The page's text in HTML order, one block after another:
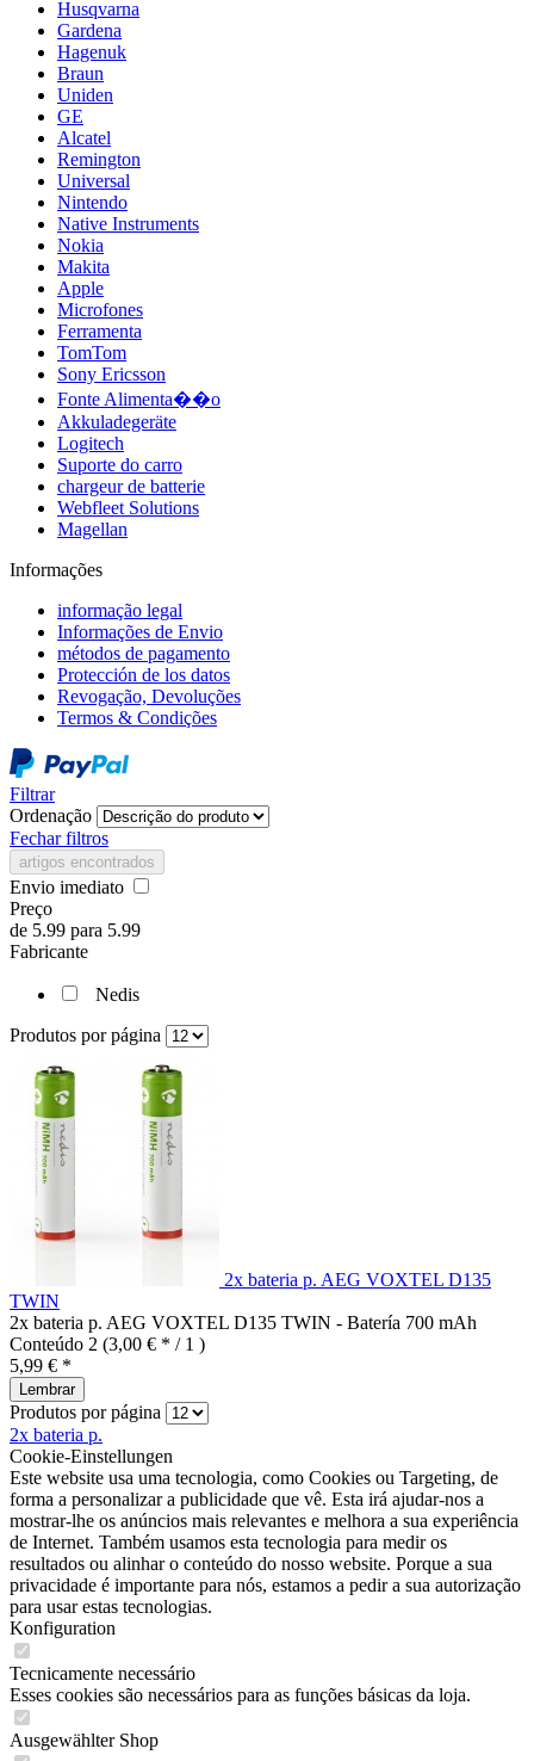
Husqvarna
Gardena
Hagenuk
Braun
Uniden
GE
Alcatel
Remington
Universal
Nintendo
Native Instruments
Nokia
Makita
Apple
Microfones
Ferramenta
TomTom
Sony Ericsson
Fonte Alimenta��o
Akkuladegeräte
Logitech
Suporte do carro
chargeur de batterie
Webfleet Solutions
Magellan
Informações
informação legal
Informações de Envio
métodos de pagamento
Protección de los datos
Revogação, Devoluções
Termos & Condições
Filtrar
Ordenação
Fechar filtros
artigos encontrados
Envio imediato
Preço
de 5.99 para 5.99
Fabricante
Nedis
Produtos por página
2x bateria p. AEG VOXTEL D135
TWIN
2x bateria p. AEG VOXTEL D135 TWIN - Batería 700 mAh
Conteúdo 2 (3,00 € * / 1 )
5,99 € *
Lembrar
Produtos por página
2x bateria p.
Cookie-Einstellungen
Este website usa uma tecnologia, como Cookies ou Targeting, de
forma a personalizar a publicidade que vê. Esta irá ajudar-nos a
mostrar-lhe os anúncios mais relevantes e melhora a sua experiência
de Internet. Também usamos esta tecnologia para medir os
resultados ou alinhar o conteúdo do nosso website. Porque a sua
privacidade é importante para nós, estamos a pedir a sua autorização
para usar estas tecnologias.
Konfiguration
Tecnicamente necessário
Esses cookies são necessários para as funções básicas da loja.
Ausgewählter Shop